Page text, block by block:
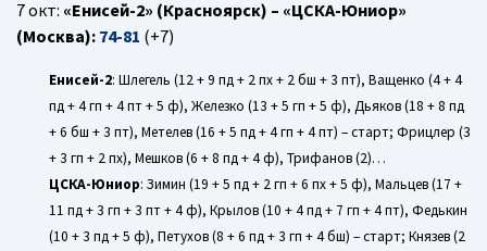
7 окт: «Енисей-2» (Красноярск) – «ЦСКА-Юниор»
(Москва): 74-81 (+7)
Енисей-2: Шлегель (12 + 9 пд + 2 пх + 2 бш + 3 пт), Ващенко (4 + 4
пд + 4 гп + 4 пт + 5 ф), Железко (13 + 5 гп + 5 ф), Дьяков (18 + 8 пд
+ 6 бш + 3 пт), Метелев (16 + 5 пд + 4 гп + 4 пт) – старт; Фрицлер (3
+ 3 гп + 2 пх), Мешков (6 + 8 пд + 4 ф), Трифанов (2)…
ЦСКА-Юниор: Зимин (19 + 5 пд + 2 гп + 6 пх + 5 ф), Мальцев (17 +
11 пд + 3 гп + 3 пт + 4 ф), Крылов (10 + 4 пд + 7 гп + 4 пт), Федькин
(10 + 3 пд + 5 ф), Петухов (8 + 6 пд + 3 гп + 4 бш) – старт; Князев (2